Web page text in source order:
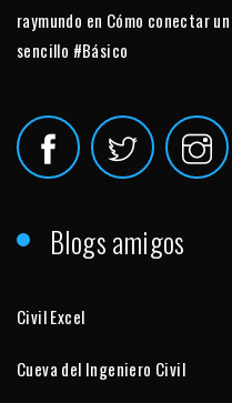
raymundo en Cómo conectar
sencillo #Básico
Blogs amigos
Civil Excel
Cueva del Ingeniero Civil